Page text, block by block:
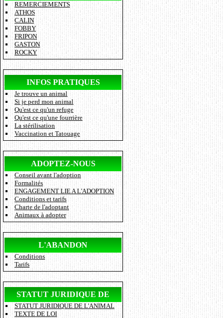
REMERCIEMENTS
ATHOS
CALIN
FOBBY
FRIPON
GASTON
ROCKY
INFOS PRATIQUES
Je trouve un animal
Si je perd mon animal
Qu'est ce qu'un refuge
Qu'est ce qu'une fourrière
La stérilisation
Vaccination et Tatouage
ADOPTEZ-NOUS
Conseil avant l'adoption
Formalités
ENGAGEMENT LIE A L'ADOPTION
Conditions et tarifs
Charte de l'adoptant
Animaux à adopter
L'ABANDON
Conditions
Tarifs
STATUT JURIDIQUE DE
L'ANIMAL
STATUT JURIDIQUE DE L'ANIMAL
TEXTE DE LOI